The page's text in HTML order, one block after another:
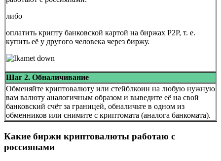
либо
оплатить крипту банковской картой на биржах P2P, т. е.
купить её у другого человека через биржу.
Шаг 2. Обналичивание
Обменяйте криптовалюту или стейблкоин на любую нужную
вам валюту аналогичным образом и выведите её на свой
банковский счёт за границей, обналичьте в одном из
обменников или снимите с криптомата (аналога банкомата).
Какие биржи криптовалюты работаю с
россиянами